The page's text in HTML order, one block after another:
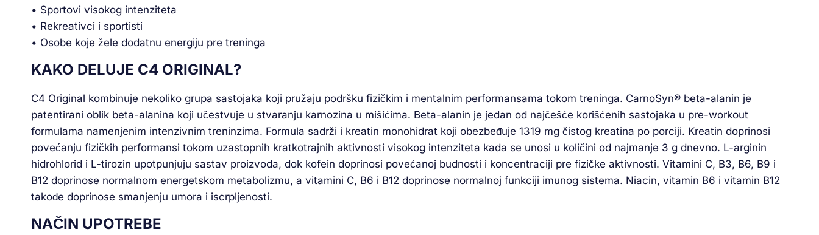
• Sportovi visokog intenziteta
• Rekreativci i sportisti
• Osobe koje žele dodatnu energiju pre treninga
KAKO DELUJE C4 ORIGINAL?
C4 Original kombinuje nekoliko grupa sastojaka koji pružaju podršku fizičkim i mentalnim performansama tokom treninga. CarnoSyn® beta-alanin je
patentirani oblik beta-alanina koji učestvuje u stvaranju karnozina u mišićima. Beta-alanin je jedan od najčešće korišćenih sastojaka u pre-workout
formulama namenjenim intenzivnim treninzima. Formula sadrži i kreatin monohidrat koji obezbeđuje 1319 mg čistog kreatina po porciji. Kreatin doprinosi
povećanju fizičkih performansi tokom uzastopnih kratkotrajnih aktivnosti visokog intenziteta kada se unosi u količini od najmanje 3 g dnevno. L-arginin
hidrohlorid i L-tirozin upotpunjuju sastav proizvoda, dok kofein doprinosi povećanoj budnosti i koncentraciji pre fizičke aktivnosti. Vitamini C, B3, B6, B9 i
B12 doprinose normalnom energetskom metabolizmu, a vitamini C, B6 i B12 doprinose normalnoj funkciji imunog sistema. Niacin, vitamin B6 i vitamin B12
takođe doprinose smanjenju umora i iscrpljenosti.
NAČIN UPOTREBE